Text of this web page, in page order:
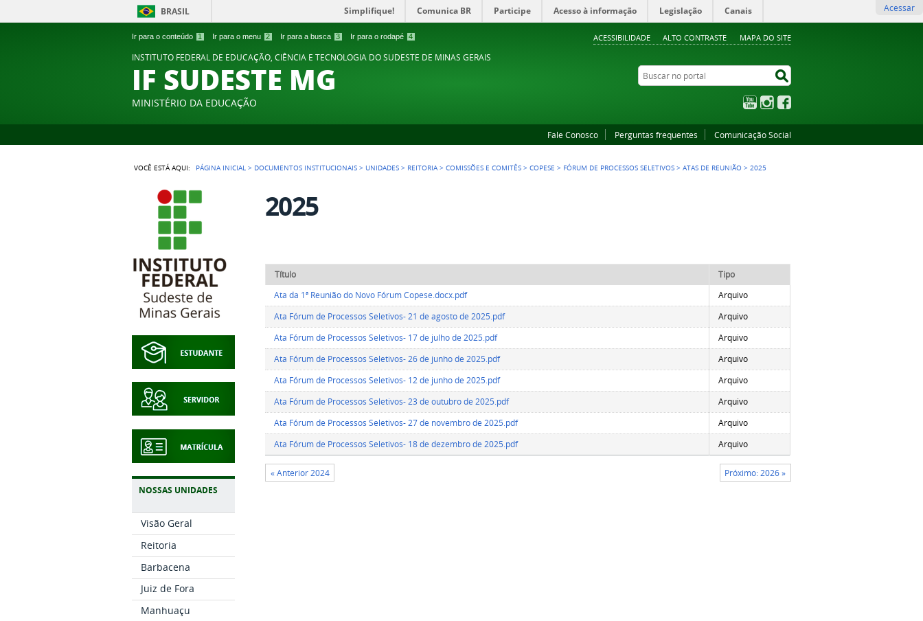
Ir para o conteúdo 1 Ir para o menu 2 Ir para a busca 3 Ir para o rodapé 4 ACESSIBILIDADE ALTO CONTRASTE MAPA DO SITE
BRASIL Simplifique! Comunica BR Participe Acesso à informação Legislação Canais Acessar
INSTITUTO FEDERAL DE EDUCAÇÃO, CIÊNCIA E TECNOLOGIA DO SUDESTE DE MINAS GERAIS
IF SUDESTE MG
MINISTÉRIO DA EDUCAÇÃO
Buscar no portal
YouTubeInstagram
Fale Conosco Perguntas frequentes Comunicação Social
VOCÊ ESTÁ AQUI: PÁGINA INICIAL > DOCUMENTOS INSTITUCIONAIS > UNIDADES > REITORIA >COMISSÕES E COMITÊS >COPESE > FÓRUM DE PROCESSOS SELETIVOS >ATAS DE REUNIÃO >2025
NOSSAS UNIDADES
Visão Geral
Reitoria
Barbacena
Juiz de Fora
Manhuaçu
2025
Título
Tipo
Ata da 1ª Reunião do Novo Fórum Copese.docx.pdf
Arquivo
Ata Fórum de Processos Seletivos- 21 de agosto de 2025.pdf
Arquivo
Ata Fórum de Processos Seletivos- 17 de julho de 2025.pdf
Arquivo
Ata Fórum de Processos Seletivos- 26 de junho de 2025.pdf
Arquivo
Ata Fórum de Processos Seletivos- 12 de junho de 2025.pdf
Arquivo
Ata Fórum de Processos Seletivos- 23 de outubro de 2025.pdf
Arquivo
Ata Fórum de Processos Seletivos- 27 de novembro de 2025.pdf
Arquivo
Ata Fórum de Processos Seletivos- 18 de dezembro de 2025.pdf
Arquivo
« Anterior 2024 Próximo: 2026 »